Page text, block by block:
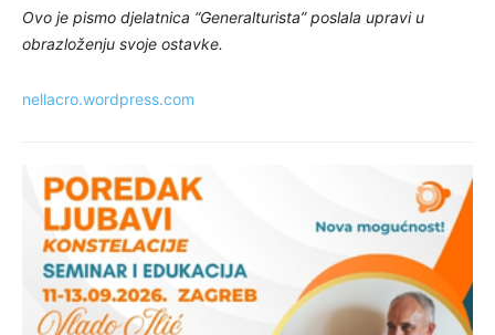
Ovo je pismo djelatnica “Generalturista” poslala upravi u
obrazloženju svoje ostavke.
nellacro.wordpress.com